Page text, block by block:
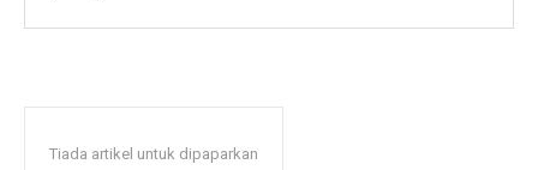
Tiada artikel untuk dipaparkan